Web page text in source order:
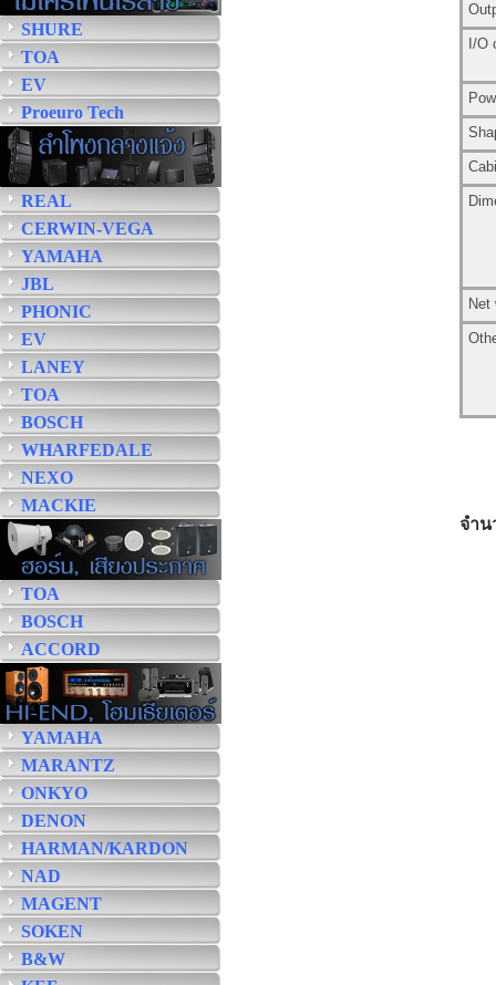
SHURE
TOA
EV
Proeuro Tech
REAL
CERWIN-VEGA
YAMAHA
JBL
PHONIC
EV
LANEY
TOA
BOSCH
WHARFEDALE
NEXO
MACKIE
TOA
BOSCH
ACCORD
YAMAHA
MARANTZ
ONKYO
DENON
HARMAN/KARDON
NAD
MAGENT
SOKEN
B&W
I/O
Net
จำน